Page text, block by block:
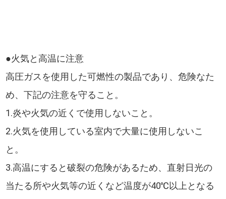
●火気と高温に注意
高圧ガスを使用した可燃性の製品であり、危険なた
め、下記の注意を守ること。
1.炎や火気の近くで使用しないこと。
2.火気を使用している室内で大量に使用しないこ
と。
3.高温にすると破裂の危険があるため、直射日光の
当たる所や火気等の近くなど温度が40℃以上となる